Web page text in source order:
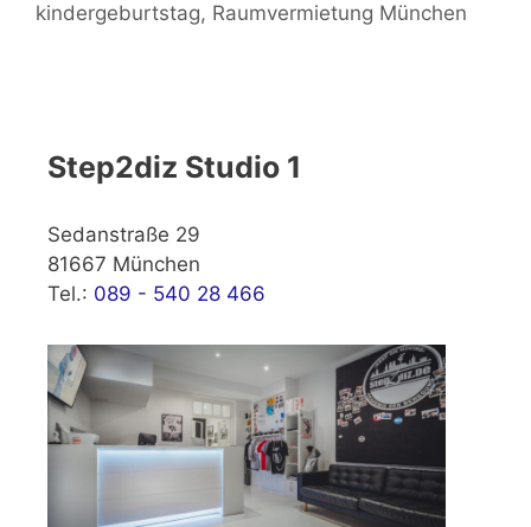
kindergeburtstag, Raumvermietung München
Step2diz Studio 1
Sedanstraße 29
81667 München
Tel.: 089 - 540 28 466